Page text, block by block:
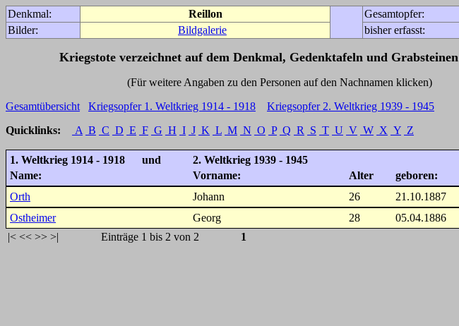
Denkmal: Reillon
Gesamtopfer:
Bilder:
Bildgalerie bisher erfasst:
Kriegstote verzeichnet auf dem Denkmal, Gedenktafeln und Grabsteinen
(Für weitere Angaben zu den Personen auf den Nachnamen klicken)
Gesamtübersicht
Kriegsopfer 1. Weltkrieg 1914 - 1918
Kriegsopfer 2. Weltkrieg 1939 - 1945
Quicklinks:
A B C D E F G H I J K L M N O P Q R S T U V W X Y Z
1. Weltkrieg 1914 - 1918 und
2. Weltkrieg 1939 - 1945
Name:
Vorname: Alter geboren:
Orth
Johann 26 21.10.1887
Ostheimer
Georg 28 05.04.1886
|< << >> >| Einträge 1 bis 2 von 2 1